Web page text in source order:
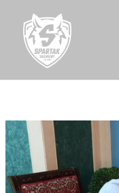
содержимому